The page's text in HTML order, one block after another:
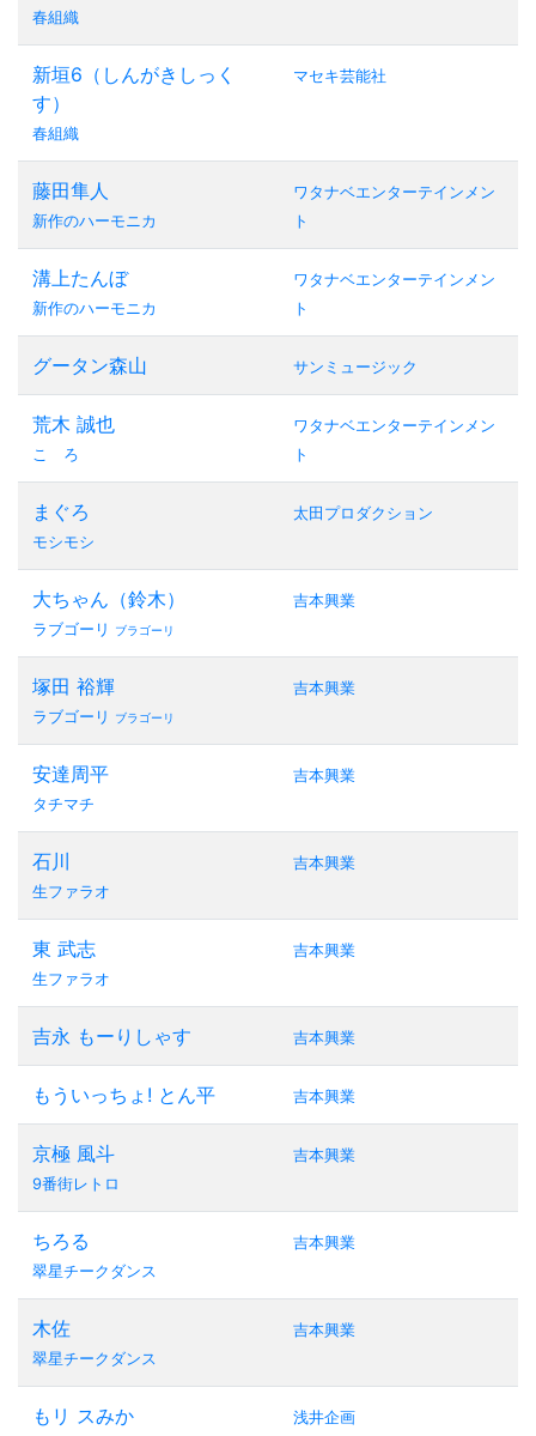
春組織
新垣6（しんがきしっく
す）
春組織
マセキ芸能社
藤田隼人
新作のハーモニカ
ワタナベエンターテインメン
ト
溝上たんぼ
新作のハーモニカ
ワタナベエンターテインメン
ト
グータン森山 サンミュージック
荒木 誠也
こゝろ
ワタナベエンターテインメン
ト
まぐろ
モシモシ
太田プロダクション
大ちゃん（鈴木）
ラブゴーリ ブラゴーリ
吉本興業
塚田 裕輝
ラブゴーリ ブラゴーリ
吉本興業
安達周平
タチマチ
吉本興業
石川
生ファラオ
吉本興業
東 武志
生ファラオ
吉本興業
吉永 もーりしゃす 吉本興業
もういっちょ! とん平 吉本興業
京極 風斗
9番街レトロ
吉本興業
ちろる
翠星チークダンス
吉本興業
木佐
翠星チークダンス
吉本興業
もリ スみか 浅井企画